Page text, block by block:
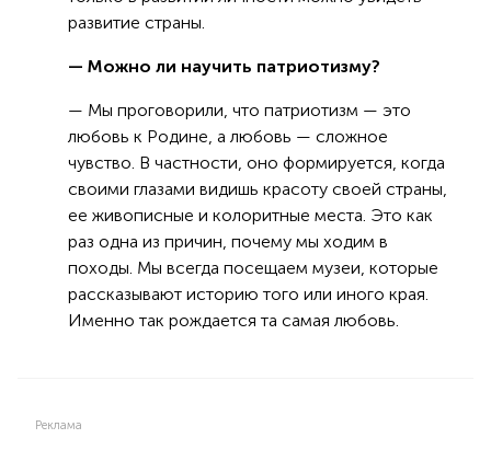
развитие страны.
— Можно ли научить патриотизму?
— Мы проговорили, что патриотизм — это
любовь к Родине, а любовь — сложное
чувство. В частности, оно формируется, когда
своими глазами видишь красоту своей страны,
ее живописные и колоритные места. Это как
раз одна из причин, почему мы ходим в
походы. Мы всегда посещаем музеи, которые
рассказывают историю того или иного края.
Именно так рождается та самая любовь.
Реклама